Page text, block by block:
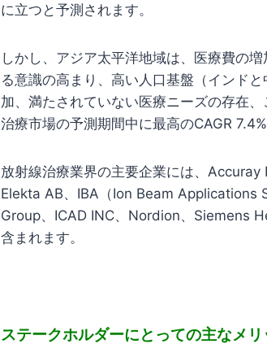
に立つと予測されます。
しかし、アジア太平洋地域は、医療費の
る意識の高まり、高い人口基盤（インド
加、満たされていない医療ニーズの存在
治療市場の予測期間中に最高のCAGR
放射線治療業界の主要企業には、
Elekta AB、IBA（Ion Beam
Group、ICAD INC、Nordion、Siemens
含まれます。
ステークホルダーにとっての主なメリ